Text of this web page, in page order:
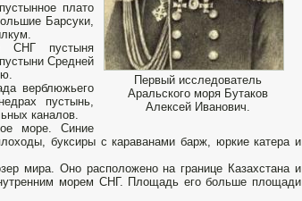
Первый исследователь
Аральского моря Бутаков
Алексей Иванович.
плато
Барсуки,
СНГ пустыня
Средней
верблюжьего
пустынь,
каналов.
море. Синие
буксиры с караванами барж, юркие катера и
мира. Оно расположено на границе Казахстана и
морем СНГ. Площадь его больше площади